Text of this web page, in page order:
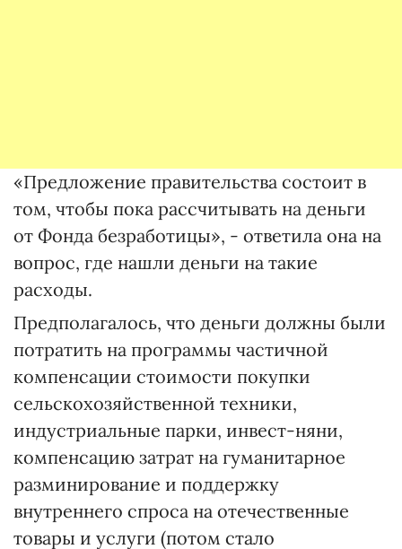
«Предложение правительства состоит в
том, чтобы пока рассчитывать на деньги
от Фонда безработицы», - ответила она на
вопрос, где нашли деньги на такие
расходы.
Предполагалось, что деньги должны были
потратить на программы частичной
компенсации стоимости покупки
сельскохозяйственной техники,
индустриальные парки, инвест-няни,
компенсацию затрат на гуманитарное
разминирование и поддержку
внутреннего спроса на отечественные
товары и услуги (потом стало